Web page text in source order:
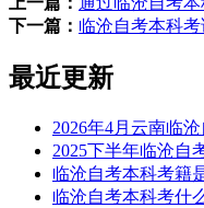
下一篇： 临沧自考本科
最近更新
2026年4月云南临
2025下半年临沧自
临沧自考本科考籍
临沧自考本科考什